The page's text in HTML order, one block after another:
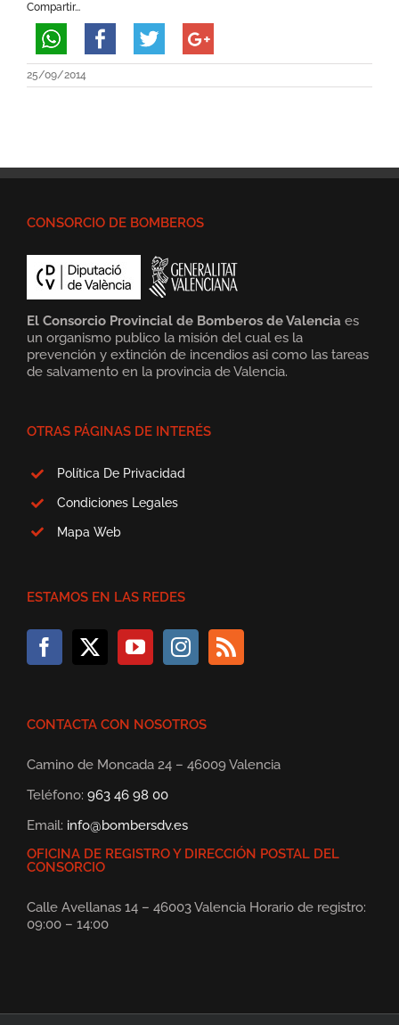
Compartir...
25/09/2014
CONSORCIO DE BOMBEROS
El Consorcio Provincial de Bomberos de Valencia es
un organismo publico la misión del cual es la
prevención y extinción de incendios asi como las tareas
de salvamento en la provincia de Valencia.
OTRAS PÁGINAS DE INTERÉS
Política De Privacidad
Condiciones Legales
Mapa Web
ESTAMOS EN LAS REDES
CONTACTA CON NOSOTROS
Camino de Moncada 24 – 46009 Valencia
Teléfono: 963 46 98 00
Email: info@bombersdv.es
OFICINA DE REGISTRO Y DIRECCIÓN POSTAL DEL
CONSORCIO
Calle Avellanas 14 – 46003 Valencia Horario de registro:
09:00 – 14:00